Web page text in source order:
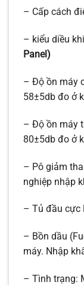
– Cấp cách
– kiểu diều
Panel)
– Độ ồn máy
58±5db đo ở
– Độ ồn máy
80±5db đo ở
– Pô giảm
nghiệp nhập
– Tủ đầu cực
– Bồn dầu
máy. Nhập
– Tình trạng: